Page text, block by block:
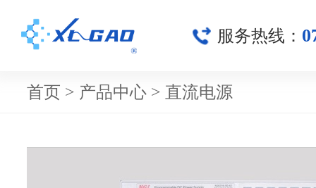
服务热线：
首页 > 产品中心 > 直流电源